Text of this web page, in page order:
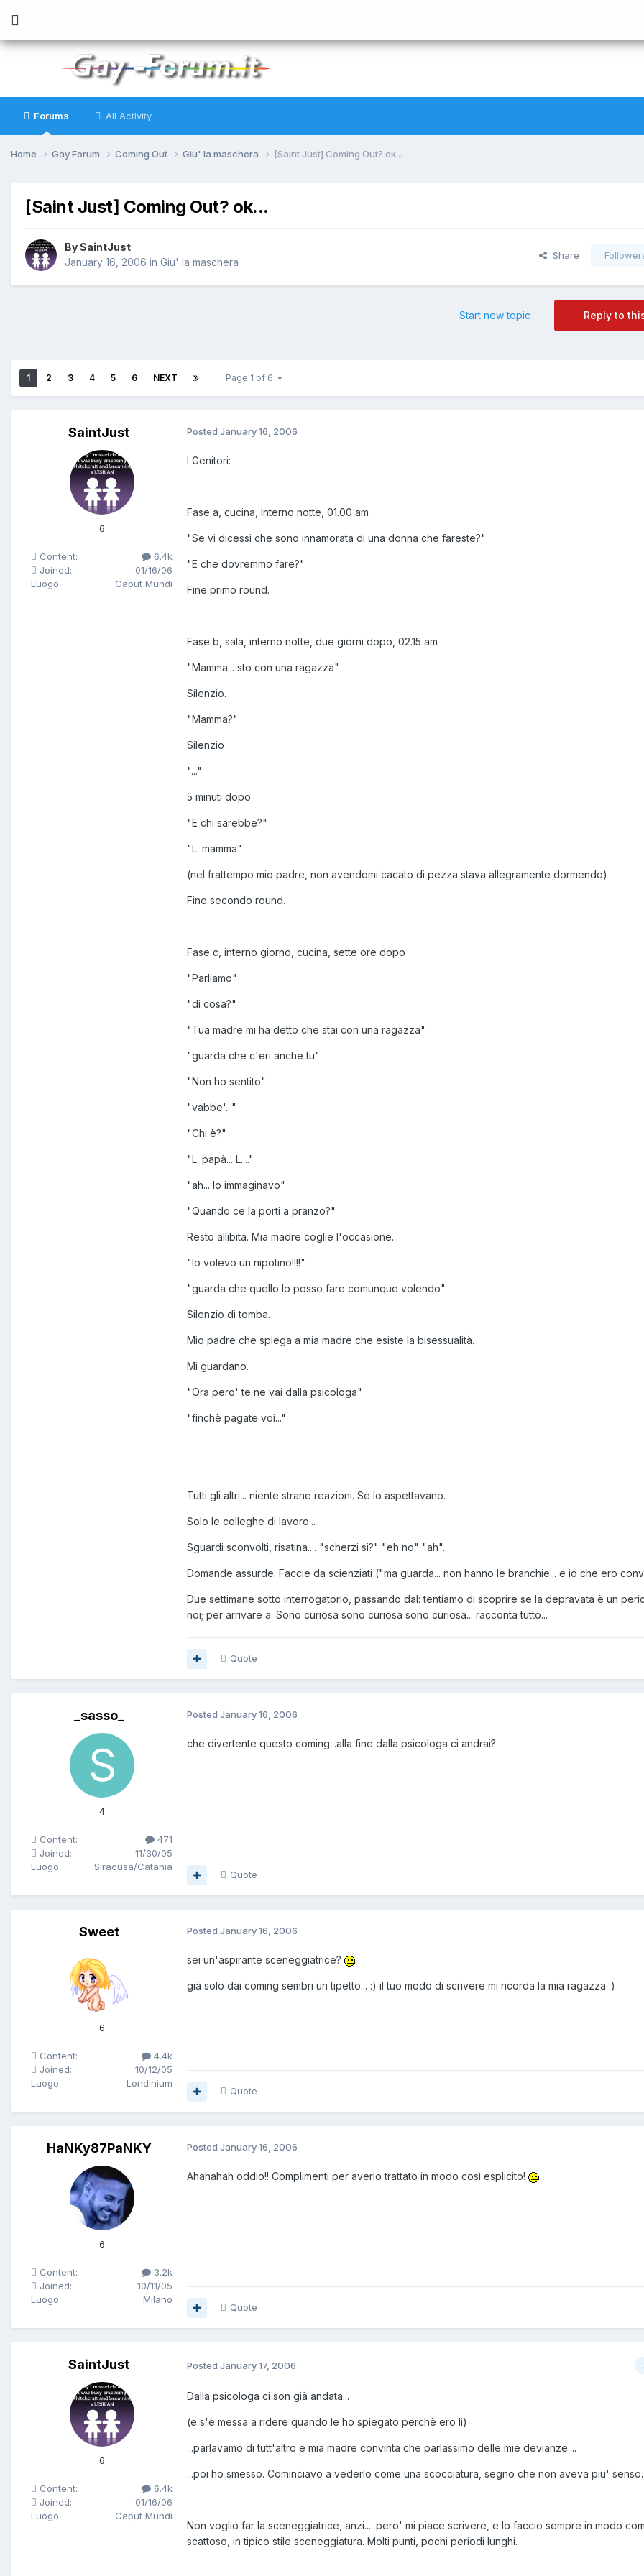
Forums All Activity
Home Gay Forum Coming Out Giu' la maschera [Saint Just] Coming Out? ok...
[Saint Just] Coming Out? ok...
BySaintJust
January 16, 2006 in Giu' la maschera
Share
Reply to
Start new topic
1 2 3 4 5 6 NEXT Page 1 of 6
SaintJust
6
Content:
6.4k
Joined:
01/16/06
Luogo
Caput Mundi
Posted January 16, 2006
I Genitori:
Fase a, cucina, Interno notte, 01.00 am
"Se vi dicessi che sono innamorata di una donna che fareste?"
"E che dovremmo fare?"
Fine primo round.
Fase b, sala, interno notte, due giorni dopo, 02.15 am
"Mamma... sto con una ragazza"
Silenzio.
"Mamma?"
Silenzio
"..."
5 minuti dopo
"E chi sarebbe?"
"L. mamma"
(nel frattempo mio padre, non avendomi cacato di pezza stava allegramente dormendo)
Fine secondo round.
Fase c, interno giorno, cucina, sette ore dopo
"Parliamo"
"di cosa?"
"Tua madre mi ha detto che stai con una ragazza"
"guarda che c'eri anche tu"
"Non ho sentito"
"vabbe'..."
"Chi è?"
"L. papà... L...."
"ah... lo immaginavo"
"Quando ce la porti a pranzo?"
Resto allibita. Mia madre coglie l'occasione...
"Io volevo un nipotino!!!!"
"guarda che quello lo posso fare comunque volendo"
Silenzio di tomba.
Mio padre che spiega a mia madre che esiste la bisessualità.
Mi guardano.
"Ora pero' te ne vai dalla psicologa"
"finchè pagate voi..."
Tutti gli altri... niente strane reazioni. Se lo aspettavano.
Solo le colleghe di lavoro...
Sguardi sconvolti, risatina.... "scherzi si?" "eh no" "ah"...
Domande assurde. Faccie da scienziati ("ma guarda... non hanno le branchie... e io che ero
Due settimane sotto interrogatorio, passando dal: tentiamo di scoprire se la depravata è un
noi; per arrivare a: Sono curiosa sono curiosa sono curiosa... racconta tutto...
Quote
_sasso_
4
Content:
471
Joined:
11/30/05
Luogo
Siracusa/Catania
Posted January 16, 2006
che divertente questo coming...alla fine dalla psicologa ci andrai?
Quote
Sweet
6
Content:
4.4k
Joined:
10/12/05
Luogo
Londinium
Posted January 16, 2006
sei un'aspirante sceneggiatrice?
già solo dai coming sembri un tipetto... :) il tuo modo di scrivere mi ricorda la mia ragazza :)
Quote
HaNKy87PaNKY
6
Content:
3.2k
Joined:
10/11/05
Luogo
Milano
Posted January 16, 2006
Ahahahah oddio!! Complimenti per averlo trattato in modo così esplicito!
Quote
SaintJust
6
Content:
6.4k
Joined:
01/16/06
Luogo
Caput Mundi
Posted January 17, 2006
Dalla psicologa ci son già andata...
(e s'è messa a ridere quando le ho spiegato perchè ero li)
...parlavamo di tutt'altro e mia madre convinta che parlassimo delle mie devianze....
...poi ho smesso. Cominciavo a vederlo come una scocciatura, segno che non aveva piu' senso.
Non voglio far la sceneggiatrice, anzi.... pero' mi piace scrivere, e lo faccio sempre in modo
scattoso, in tipico stile sceneggiatura. Molti punti, pochi periodi lunghi.